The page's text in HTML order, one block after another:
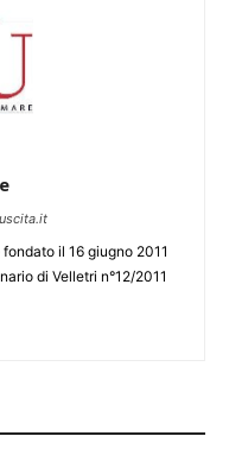
il 16 giugno 2011
di Velletri n°12/2011